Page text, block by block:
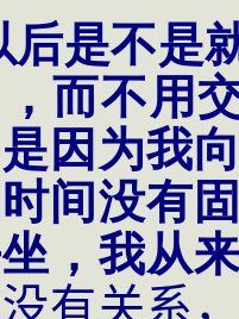
后是不是
而不用
因为我
间没有
，我从
有关系